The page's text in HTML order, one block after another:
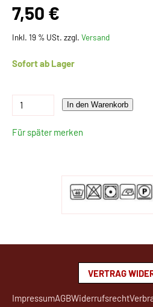
7,50 €
Inkl. 19 % USt. zzgl. Versand
Sofort ab Lager
In den Warenkorb
Für später merken
VERTRAG
ImpressumAGBWiderrufsrecht